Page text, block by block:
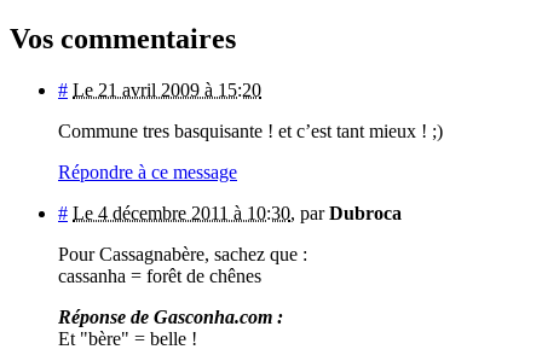
Vos commentaires
# Le 21 avril 2009 à 15:20
Commune tres basquisante ! et c’est tant mieux ! ;)
Répondre à ce message
# Le 4 décembre 2011 à 10:30, parDubroca
Pour Cassagnabère, sachez que :
cassanha = forêt de chênes
Réponse de Gasconha.com :
Et "bère" = belle !